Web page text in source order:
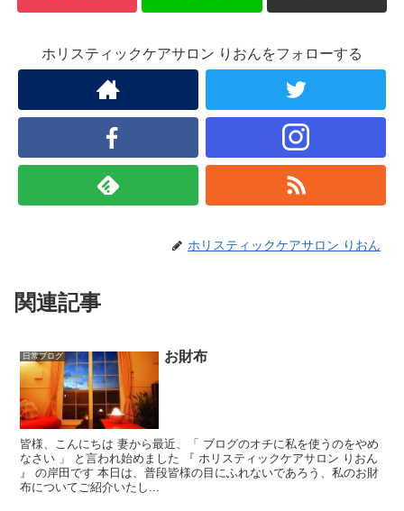
ホリスティックケアサロン りおんをフォローする
ホリスティックケアサロン りおん
関連記事
日常ブログ お財布
皆様、こんにちは 妻から最近、「 ブログのオチに私を使うのをやめ
なさい 」 と言われ始めました 『 ホリスティックケアサロン りおん
』 の岸田です 本日は、普段皆様の目にふれないであろう、私のお財
布についてご紹介いたし...